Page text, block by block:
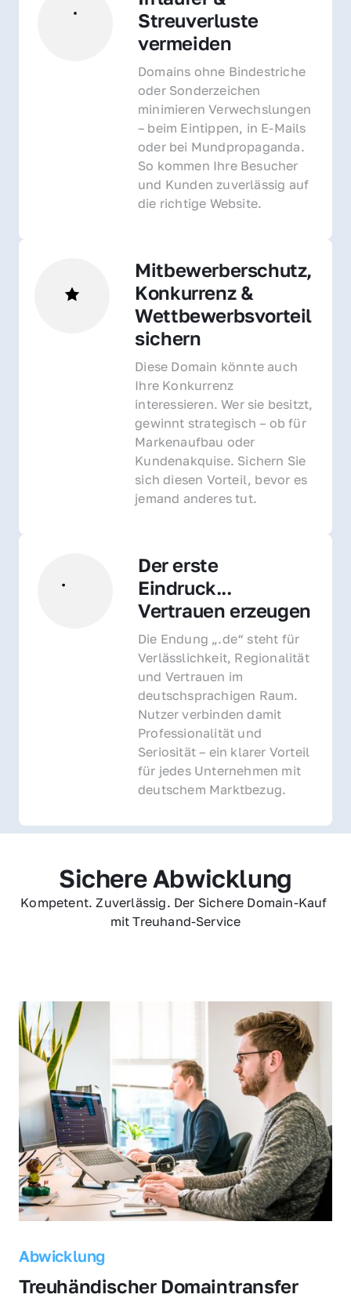
Streuverluste
vermeiden
Domains ohne Bindestriche
oder Sonderzeichen
minimieren Verwechslungen
– beim Eintippen, in E-Mails
oder bei Mundpropaganda.
So kommen Ihre Besucher
und Kunden zuverlässig auf
die richtige Website.
Mitbewerberschutz,
Konkurrenz &
Wettbewerbsvorteil
sichern
Diese Domain könnte auch
Ihre Konkurrenz
interessieren. Wer sie besitzt,
gewinnt strategisch – ob für
Markenaufbau oder
Kundenakquise. Sichern Sie
sich diesen Vorteil, bevor es
jemand anderes tut.
Der erste
Eindruck...
Vertrauen erzeugen
Die Endung „.de“ steht für
Verlässlichkeit, Regionalität
und Vertrauen im
deutschsprachigen Raum.
Nutzer verbinden damit
Professionalität und
Seriosität – ein klarer Vorteil
für jedes Unternehmen mit
deutschem Marktbezug.
Sichere Abwicklung
Kompetent. Zuverlässig. Der Sichere Domain-Kauf
mit Treuhand-Service
Abwicklung
Treuhändischer Domaintransfer